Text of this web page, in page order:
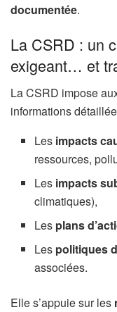
documentée.
La CSRD : un
exigeant… et
La CSRD impose
informations
Les impacts
ressources,
Les impacts
climatiques),
Les plans
Les politiques
associées.
Elle s’appuie sur les